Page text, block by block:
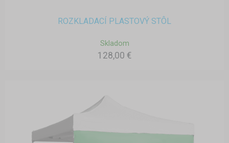
ROZKLADACÍ PLASTOVÝ STÔL
Skladom
128,00 €